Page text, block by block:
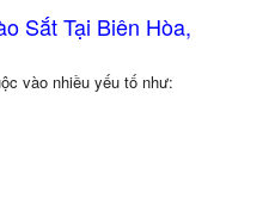
Sắt Tại Biên Hòa,
vào nhiều yếu tố như: